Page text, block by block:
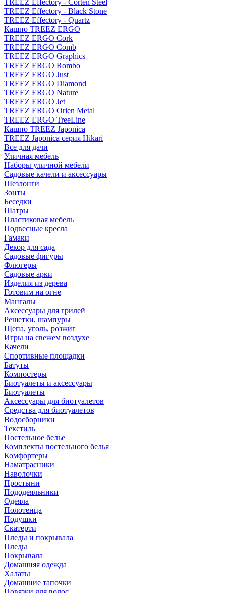
TREEZ Effectory - Corten Steel
TREEZ Effectory - Black Stone
TREEZ Effectory - Quartz
Кашпо TREEZ ERGO
TREEZ ERGO Cork
TREEZ ERGO Comb
TREEZ ERGO Graphics
TREEZ ERGO Rombo
TREEZ ERGO Just
TREEZ ERGO Diamond
TREEZ ERGO Nature
TREEZ ERGO Jet
TREEZ ERGO Orien Metal
TREEZ ERGO TreeLine
Кашпо TREEZ Japonica
TREEZ Japonica серия Hikari
Все для дачи
Уличная мебель
Наборы уличной мебели
Садовые качели и аксессуары
Шезлонги
Зонты
Беседки
Шатры
Пластиковая мебель
Подвесные кресла
Гамаки
Декор для сада
Садовые фигуры
Флюгеры
Садовые арки
Изделия из дерева
Готовим на огне
Мангалы
Аксессуары для грилей
Решетки, шампуры
Щепа, уголь, розжиг
Игры на свежем воздухе
Качели
Спортивные площадки
Батуты
Компостеры
Биотуалеты и аксессуары
Биотуалеты
Аксессуары для биотуалетов
Средства для биотуалетов
Водосборники
Текстиль
Постельное белье
Комплекты постельного белья
Комфортеры
Наматрасники
Наволочки
Простыни
Пододеяльники
Одеяла
Полотенца
Подушки
Скатерти
Пледы и покрывала
Пледы
Покрывала
Домашняя одежда
Халаты
Домашние тапочки